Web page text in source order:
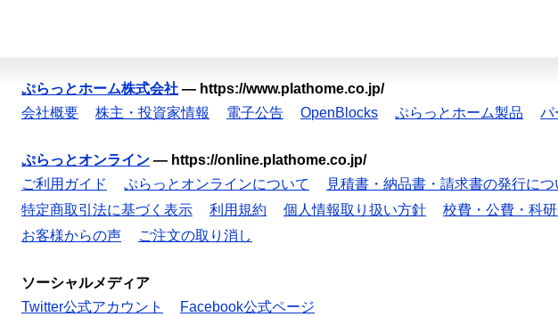
ぷらっとホーム株式会社 — https://www.plathome.co.jp/
会社概要
株主・投資家情報 電子公告 OpenBlocks ぷらっとホーム製品 パ
ぷらっとオンライン — https://online.plathome.co.jp/
ご利用ガイド
ぷらっとオンラインについて 見積書・納品書・請求書の発行につ
特定商取引法に基づく表示
利用規約 個人情報取り扱い方針 校費・公費・科
お客様からの声
ご注文の取り消し
ソーシャルメディア
Twitter公式アカウント
Facebook公式ページ